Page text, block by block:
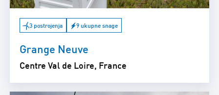
3 postrojenja 9 ukupne snage
Grange Neuve
Centre Val de Loire, France